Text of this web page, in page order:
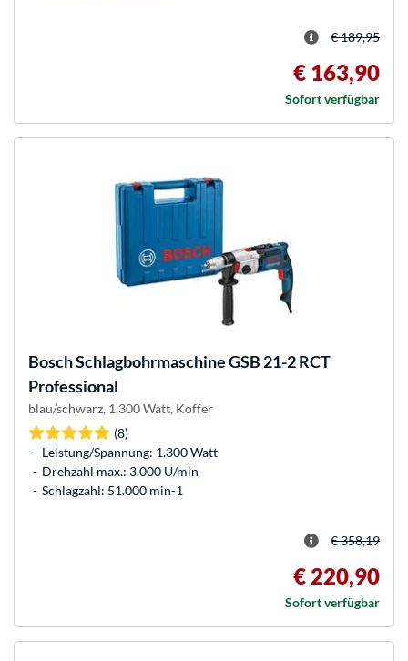
€ 189,95
€ 163,90
Sofort verfügbar
BoschSchlagbohrmaschine GSB 21-2 RCT
Professional
blau/schwarz, 1.300 Watt, Koffer
(8)
Leistung/Spannung: 1.300 Watt
Drehzahl max.: 3.000 U/min
Schlagzahl: 51.000 min-1
€ 358,19
€ 220,90
Sofort verfügbar